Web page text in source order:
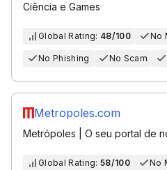
Ciência e Games
Global Rating: 48/100 No
No Phishing No Scam
Metropoles.com
Metrópoles | O seu portal de
Global Rating: 58/100 No